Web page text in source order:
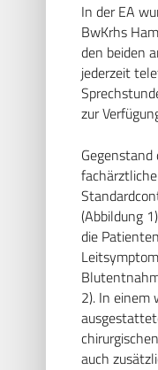
In der EA
BwKrhs
den beiden
jederzeit
zur
(Abbildung
die
2). In einem
auch